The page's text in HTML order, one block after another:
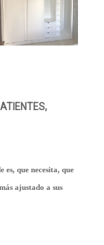
es, que necesita, que
ajustado a sus